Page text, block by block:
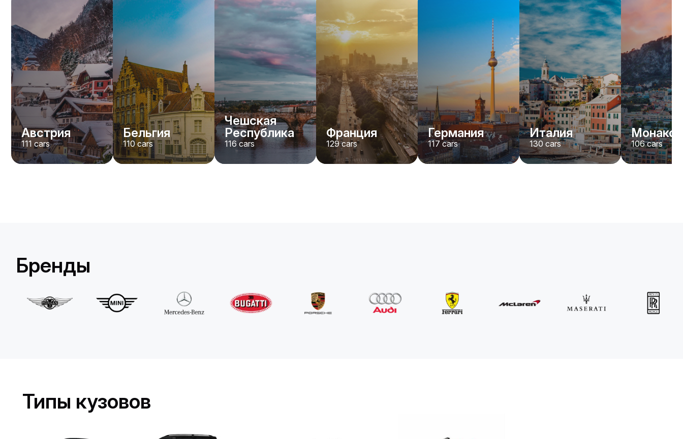
Maybach S-klasse 580
#
YXWG36PR
От 750€
Забронировать сейчас
F8 Spider
2022• кабриолет, спорт
RNWMPA4V
От 1500
Забронировать сейчас
2022•кабриолет
YJPXZKDA
От 2200
Забронировать сейчас
Забронировать сейчас
John Cooper Works Cabrio
Австрия
111 cars
Бельгия
110cars
Чешская
Республика
116cars
Франция
129cars
Германия
117 cars
Италия
130 cars
Монако
106cars
Бренды
Типы кузовов